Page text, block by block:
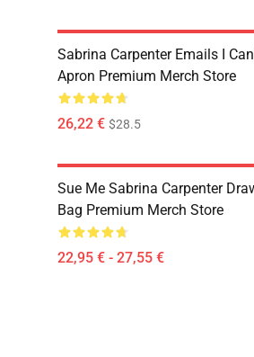
Sabrina Carpenter Emails I
Apron Premium Merch Store
26,22 € $28.5
Sue Me Sabrina Carpenter
Bag Premium Merch Store
22,95 € - 27,55 €